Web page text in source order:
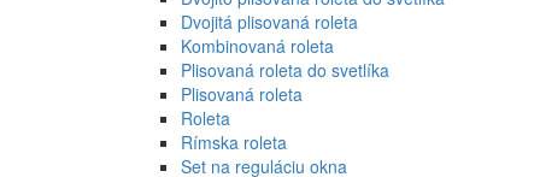
Dvojitá plisovaná roleta
Kombinovaná roleta
Plisovaná roleta do svetlíka
Plisovaná roleta
Roleta
Rímska roleta
Set na reguláciu okna